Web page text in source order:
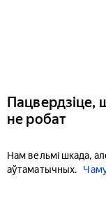
Пацвердзіце,
не робат
Нам вельмі шкада,
аўтаматычных.